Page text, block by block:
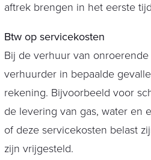
aftrek brengen in het eerste
Btw op servicekosten
Bij de verhuur van
verhuurder in bepaalde
rekening. Bijvoorbeeld voor
de levering van gas, water en
of deze servicekosten belast
zijn vrijgesteld.